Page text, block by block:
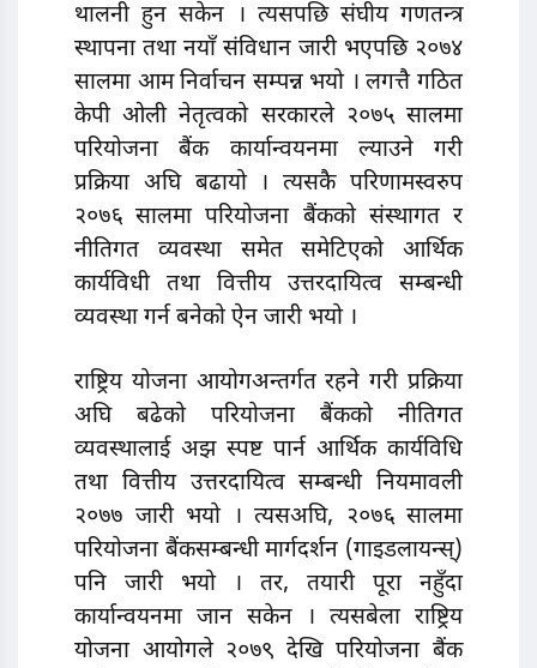
थालनी हुन सकेन । त्यसपछि संघीय गणतन्त्र
स्थापना तथा नयाँ संविधान जारी भएपछि २०७४
सालमा आम निर्वाचन सम्पन्न भयो । लगत्तै गठित
केपी ओली नेतृत्वको सरकारले २०७५ सालमा
परियोजना बैंक कार्यान्वयनमा ल्याउने गरी
प्रक्रिया अघि बढायो । त्यसकै परिणामस्वरुप
२०७६ सालमा परियोजना बैंकको संस्थागत र
नीतिगत व्यवस्था समेत समेटिएको आर्थिक
कार्यविधी तथा वित्तीय उत्तरदायित्व सम्बन्धी
व्यवस्था गर्न बनेको ऐन जारी भयो ।
राष्ट्रिय योजना आयोगअन्तर्गत रहने गरी प्रक्रिया
अघि बढेको परियोजना बैंकको नीतिगत
व्यवस्थालाई अझ स्पष्ट पार्न आर्थिक कार्यविधि
तथा वित्तीय उत्तरदायित्व सम्बन्धी नियमावली
२०७७ जारी भयो । त्यसअघि, २०७६ सालमा
परियोजना बैंकसम्बन्धी मार्गदर्शन (गाइडलायन्स्)
पनि जारी भयो । तर, तयारी पूरा नहुँदा
कार्यान्वयनमा जान सकेन । त्यसबेला राष्ट्रिय
योजना आयोगले २०७९ देखि परियोजना बैंक